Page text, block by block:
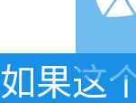
如果这